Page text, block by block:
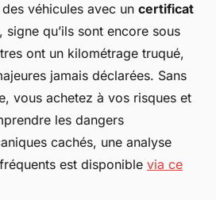
véhicules avec un certificat
signe qu’ils sont encore sous
ont un kilométrage truqué,
jamais déclarées. Sans
vous achetez à vos risques et
les dangers
cachés, une analyse
est disponible via ce